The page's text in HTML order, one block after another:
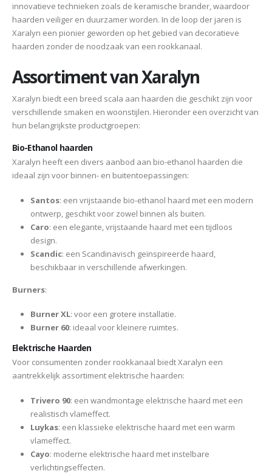
innovatieve technieken zoals de keramische brander, waardoor
haarden veiliger en duurzamer worden. In de loop der jaren is
Xaralyn een pionier geworden op het gebied van decoratieve
haarden zonder de noodzaak van een rookkanaal.
Assortiment van Xaralyn
Xaralyn biedt een breed scala aan haarden die geschikt zijn voor
verschillende smaken en woonstijlen. Hieronder een overzicht van
hun belangrijkste productgroepen:
Bio-Ethanol haarden
Xaralyn heeft een divers aanbod aan bio-ethanol haarden die
ideaal zijn voor binnen- en buitentoepassingen:
Santos: een vrijstaande bio-ethanol haard met een modern
ontwerp, geschikt voor zowel binnen als buiten.
Caro: een elegante, vrijstaande haard met een tijdloos
design.
Scandic: een Scandinavisch geïnspireerde haard,
beschikbaar in verschillende afwerkingen.
Burners:
Burner XL: voor een grotere installatie.
Burner 60: ideaal voor kleinere ruimtes.
Elektrische Haarden
Voor consumenten zonder rookkanaal biedt Xaralyn een
aantrekkelijk assortiment elektrische haarden:
Trivero 90: een wandmontage elektrische haard met een
realistisch vlameffect.
Luykas: een klassieke elektrische haard met een warm
vlameffect.
Cayo: moderne elektrische haard met instelbare
verlichtingseffecten.